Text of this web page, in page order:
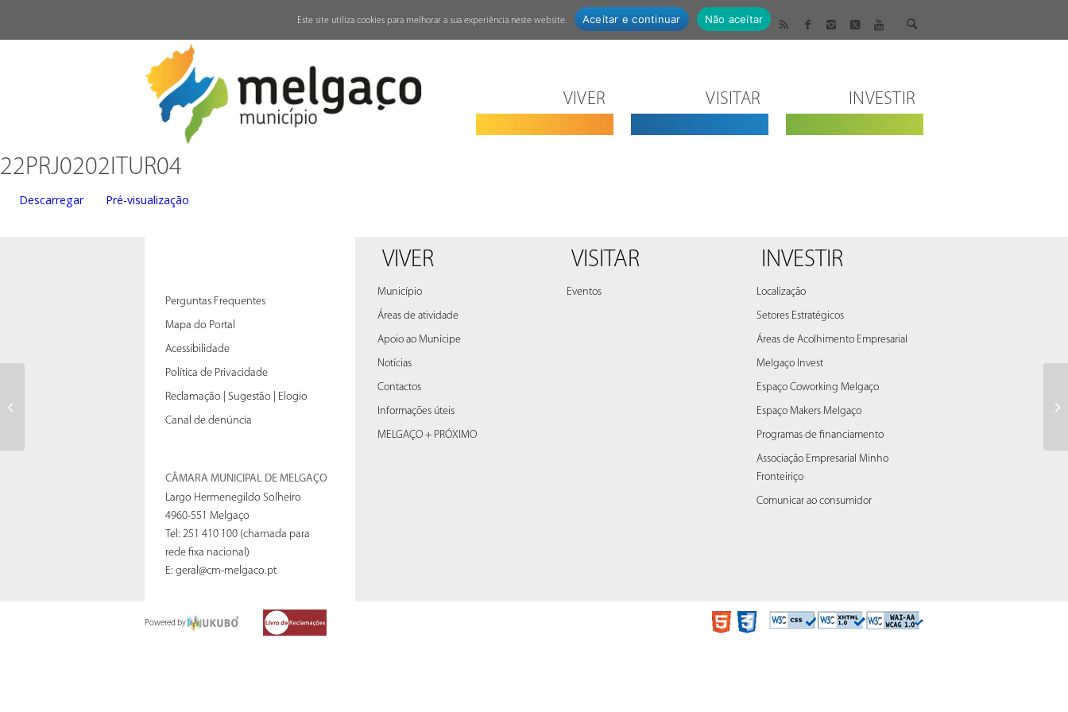
VIVER VISITAR INVESTIR
22PRJ0202ITUR04
Descarregar Pré-visualização
Perguntas Frequentes
Mapa do Portal
Acessibilidade
Política de Privacidade
Reclamação | Sugestão | Elogio
Canal de denúncia
CÂMARA MUNICIPAL DE MELGAÇO
Largo Hermenegildo Solheiro
4960-551 Melgaço
Tel: 251 410 100 (chamada para
rede fixa nacional)
E:geral@cm-melgaco.pt
VIVER
Município
Áreas de atividade
Apoio ao Munícipe
Notícias
Contactos
Informações úteis
MELGAÇO + PRÓXIMO
VISITAR
Eventos
INVESTIR
Localização
Setores Estratégicos
Áreas de Acolhimento Empresarial
Melgaço Invest
Espaço Coworking Melgaço
Espaço Makers Melgaço
Programas de financiamento
Associação Empresarial Minho
Fronteiriço
Comunicar ao consumidor
Powered by
Este site utiliza cookies para melhorar a sua experiência neste website. Aceitar e continuar Não aceitar